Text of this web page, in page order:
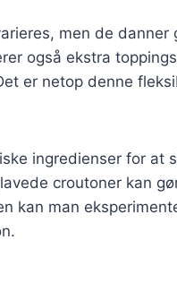
men de
også ekstra
er netop denne
ingredienser for at
croutoner kan
kan man